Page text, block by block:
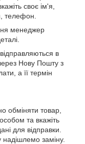
своє ім'я,
телефон.
менеджер
в
Нову Пошту з
а її термін
обміняти товар,
та вкажіть
для відправки.
надішлемо заміну.